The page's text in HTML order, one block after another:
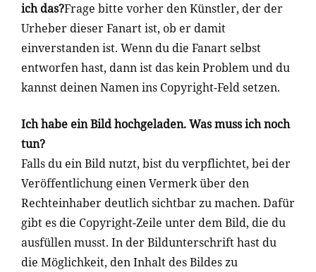
ich das?Frage bitte vorher den Künstler, der der
Urheber dieser Fanart ist, ob er damit
einverstanden ist. Wenn du die Fanart selbst
entworfen hast, dann ist das kein Problem und du
kannst deinen Namen ins Copyright-Feld setzen.
Ich habe ein Bild hochgeladen. Was muss ich noch
tun?
Falls du ein Bild nutzt, bist du verpflichtet, bei der
Veröffentlichung einen Vermerk über den
Rechteinhaber deutlich sichtbar zu machen. Dafür
gibt es die Copyright-Zeile unter dem Bild, die du
ausfüllen musst. In der Bildunterschrift hast du
die Möglichkeit, den Inhalt des Bildes zu